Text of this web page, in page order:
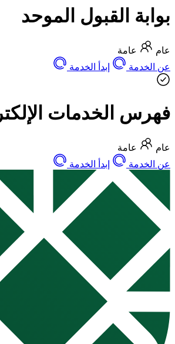
بوابة القبول الموحد
عام
عامة
عن الخدمة
إبدأ الخدمة
فهرس الخدمات
عام
عامة
عن الخدمة
إبدأ الخدمة